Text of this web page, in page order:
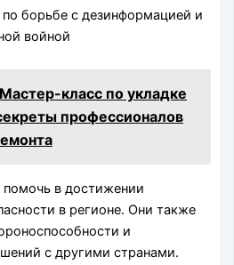
борьбе с дезинформацией и
войной
Мастер-класс по укладке
профессионалов
в достижении
в регионе. Они также
и
с другими странами.